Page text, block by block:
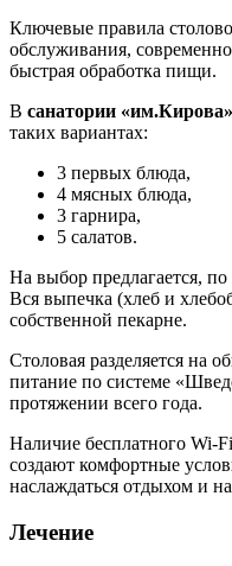
Ключевые правила
обслуживания,
быстрая обработка пищи.
В санатории «им.Кирова»
таких вариантах:
3 первых блюда,
4 мясных блюда,
3 гарнира,
5 салатов.
На выбор предлагается,
Вся выпечка (хлеб и
собственной пекарне.
Столовая разделяется на
питание по системе
протяжении всего года.
Наличие бесплатного Wi-
создают комфортные
наслаждаться отдыхом и
Лечение